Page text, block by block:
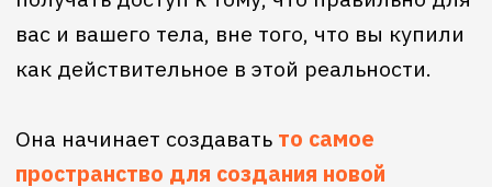
фасилитатор Access Consciousness®